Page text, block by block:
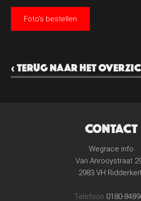
Foto's bestellen
‹ TERUG NAAR HET
CONTACT
Wegrace info
Van Anrooystraat
2983 VH
Telefoon 0180-